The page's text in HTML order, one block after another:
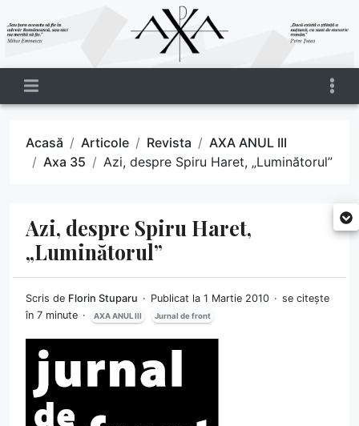
Acasă Articole Revista
AXA ANUL III
Axa 35
Azi, despre Spiru Haret, „Luminătorul”
Azi, despre Spiru Haret,
„Luminătorul”
Scris de Florin Stuparu Publicat la 1 Martie 2010
se citește
în 7 minute
AXA ANUL III Jurnal de front